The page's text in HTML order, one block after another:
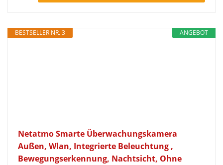
ANGEBOT
BESTSELLER NR. 3
Netatmo Smarte Überwachungskamera
Außen, Wlan, Integrierte Beleuchtung ,
Bewegungserkennung, Nachtsicht, Ohne